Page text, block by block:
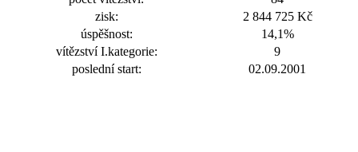
zisk:
2 844 725 Kč
úspěšnost:
14,1%
vítězství I.kategorie:
9
poslední start:
02.09.2001